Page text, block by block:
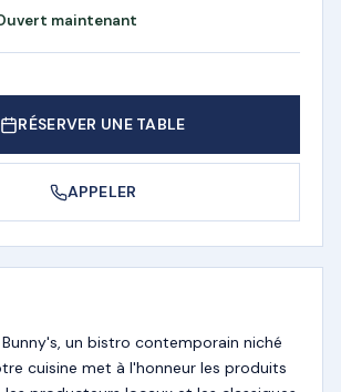
maintenant
RÉSERVER UNE TABLE
APPELER
Bunny's, un bistro contemporain niché
cuisine met à l'honneur les produits